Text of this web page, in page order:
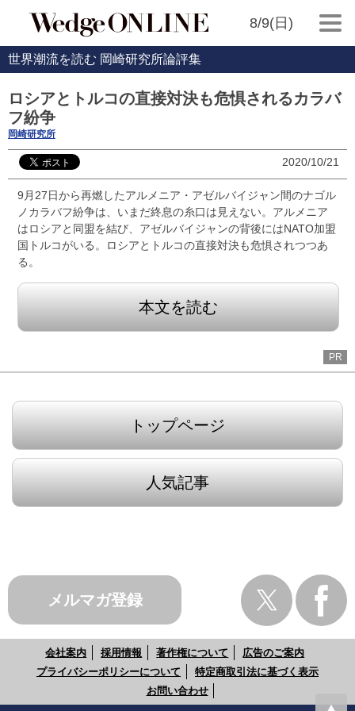
8/9(日)
世界潮流を読む 岡崎研究所論評集
ロシアとトルコの直接対決も危惧されるカラバ
フ紛争
岡崎研究所
2020/10/21
9月27日から再燃したアルメニア・アゼルバイジャン間のナゴル
ノカラバフ紛争は、いまだ終息の糸口は見えない。アルメニア
はロシアと同盟を結び、アゼルバイジャンの背後にはNATO加盟
国トルコがいる。ロシアとトルコの直接対決も危惧されつつあ
る。
本文を読む
PR
トップページ
人気記事
メルマガ登録
会社案内 採用情報 著作権について
広告のご案内
プライバシーポリシーについて
特定商取引法に基づく表示
お問い合わせ